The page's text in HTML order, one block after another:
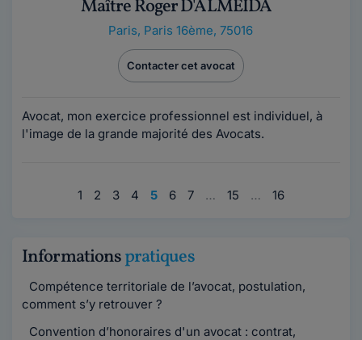
Maître Roger D'ALMEIDA
Paris, Paris 16ème, 75016
Contacter cet avocat
Avocat, mon exercice professionnel est individuel, à
l'image de la grande majorité des Avocats.
1 2 3 4 5 6 7 … 15 … 16
Informationspratiques
Compétence territoriale de l’avocat, postulation,
comment s’y retrouver ?
Convention d’honoraires d'un avocat : contrat,